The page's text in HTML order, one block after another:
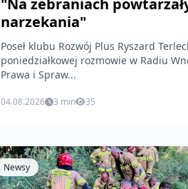
"Na zebraniach
narzekania"
Poseł klubu Rozwój Plus Ryszard
poniedziałkowej rozmowie w Radiu
Prawa i Spraw...
04.08.2026 3 min 35
Newsy